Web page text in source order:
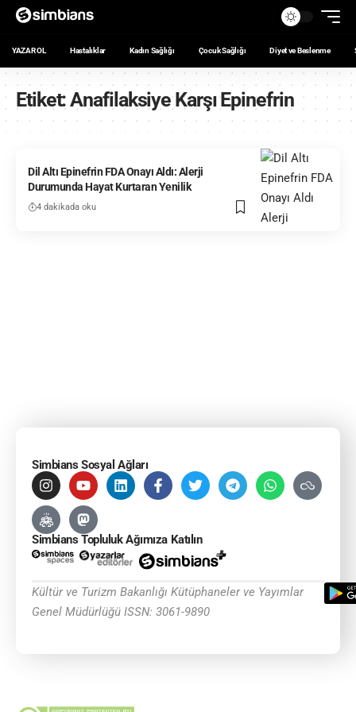
YAZAR OL Hastalıklar Kadın Sağlığı Çocuk Sağlığı Diyet ve Beslenme
Etiket:Anafilaksiye Karşı Epinefrin
Dil Altı Epinefrin FDA Onayı Aldı: Alerji
Durumunda Hayat Kurtaran Yenilik
4 dakikada oku
Simbians Sosyal Ağları
Simbians Topluluk Ağımıza Katılın
Kültür ve Turizm Bakanlığı Kütüphaneler ve Yayımlar
Genel Müdürlüğü ISSN: 3061-9890